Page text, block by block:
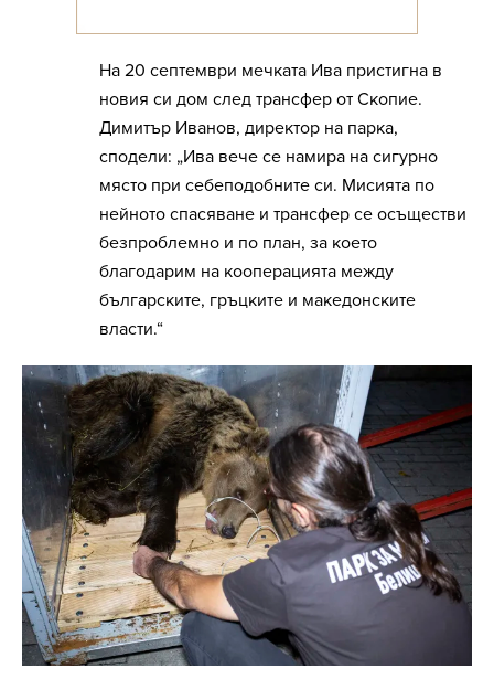
На 20 септември мечката Ива пристигна в
новия си дом след трансфер от Скопие.
Димитър Иванов, директор на парка,
сподели: „Ива вече се намира на сигурно
място при себеподобните си. Мисията по
нейното спасяване и трансфер се осъществи
безпроблемно и по план, за което
благодарим на кооперацията между
българските, гръцките и македонските
власти.“